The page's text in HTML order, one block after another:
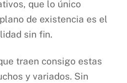
que lo único
de existencia es el
sin fin.
traen consigo estas
y variados. Sin